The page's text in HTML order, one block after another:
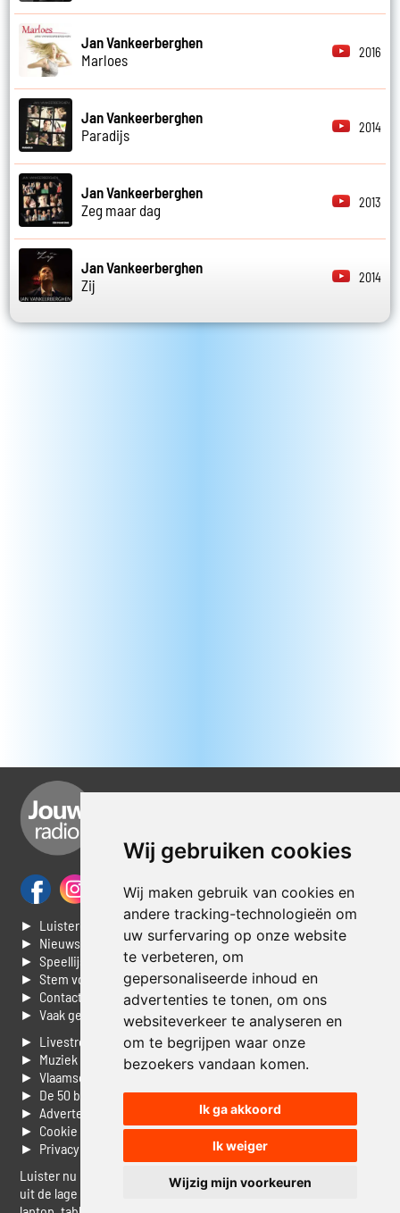
Wij gebruiken cookies
Wij maken gebruik van cookies en
andere tracking-technologieën om
uw surfervaring op onze website
te verbeteren, om
gepersonaliseerde inhoud en
advertenties te tonen, om ons
websiteverkeer te analyseren en
om te begrijpen waar onze
bezoekers vandaan komen.
Ik ga akkoord
Ik weiger
Wijzig mijn voorkeuren
Jan Vankeerberghen
Marloes
2016
Jan Vankeerberghen
Paradijs
2014
Jan Vankeerberghen
Zeg maar dag
2013
Jan Vankeerberghen
Zij
2014
► Luisteren naar Jouwradio
► Nieuws
► Speellijst
► Stem voor de Dag top 3
► Contacteer ons
► Vaak gestelde vragen
► Livestream informatie
► Muziek opzoeken
► Vlaamse 100 Aller tijden
► De 50 beste van...
► Adverteren op Jouwradio
► Cookie voorkeuren wijzigen
► Privacyinformatie
Luister nu naar Jouwradio! De beste Nederlandstalige muziek
uit de lage landen hoor je hier al 20 jaar. In digitale kwaliteit op je